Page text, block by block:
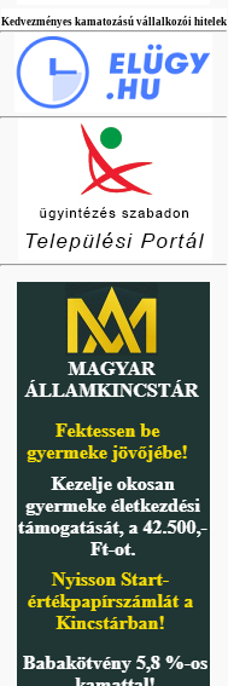
Kedvezményes kamatozású vállalkozói hitelek